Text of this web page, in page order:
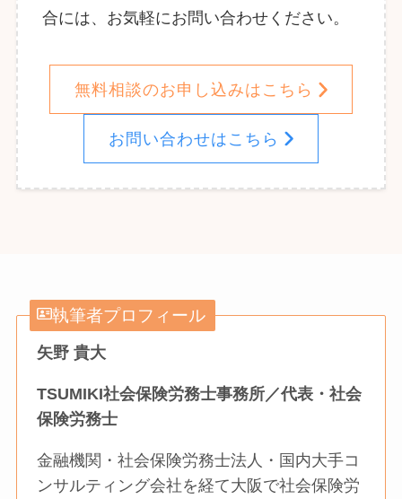
合には、お気軽にお問い合わせください。
無料相談のお申し込みはこちら
お問い合わせはこちら
執筆者プロフィール
矢野 貴大
TSUMIKI社会保険労務士事務所／代表・社会
保険労務士
金融機関・社会保険労務士法人・国内大手コ
ンサルティング会社を経て大阪で社会保険労